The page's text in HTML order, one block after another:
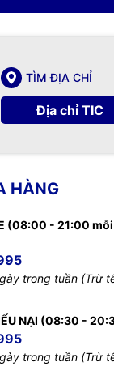
TÌM ĐỊA CHỈ
Địa chỉ TIC
HÀNG
(08:00 - 21:00 mỗi
trong tuần (Trừ
NẠI (08:30 -
trong tuần (Trừ